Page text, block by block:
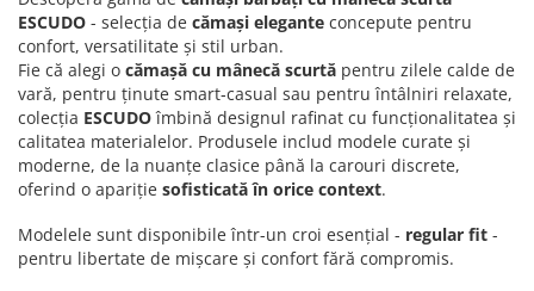
ESCUDO - selecția de cămași elegante concepute pentru
confort, versatilitate și stil urban.
Fie că alegi o cămașă cu mânecă scurtă pentru zilele calde de
vară, pentru ținute smart‑casual sau pentru întâlniri relaxate,
colecția ESCUDOîmbină designul rafinat cu funcționalitatea și
calitatea materialelor. Produsele includ modele curate și
moderne, de la nuanțe clasice până la carouri discrete,
oferind o apariție sofisticată în orice context.
Modelele sunt disponibile într-un croi esențial - regular fit -
pentru libertate de mișcare și confort fără compromis.